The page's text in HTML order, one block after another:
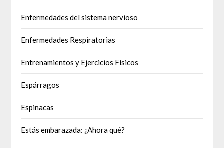
Enfermedades del sistema nervioso
Enfermedades Respiratorias
Entrenamientos y Ejercicios Físicos
Espárragos
Espinacas
Estás embarazada: ¿Ahora qué?